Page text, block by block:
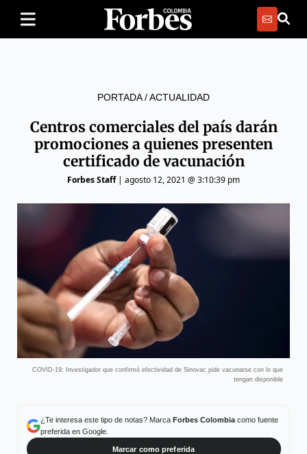
PORTADA/ACTUALIDAD
Centros comerciales del país darán
promociones a quienes presenten
certificado de vacunación
Forbes Staff| agosto 12, 2021 @ 3:10:39 pm
COVID-19: Investigador que confirmó efectividad de Sinovac pide vacunarse con lo que
tengan disponible
¿Te interesa este tipo de notas? Marca Forbes Colombiacomo fuente
preferida en Google.
Marcar como preferida